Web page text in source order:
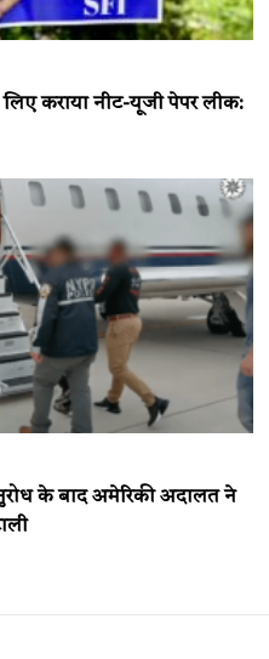
कराया नीट-यूजी पेपर लीक:
के बाद अमेरिकी अदालत ने